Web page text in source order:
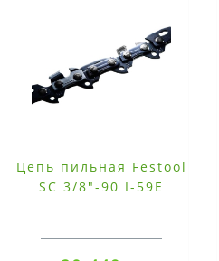
Цепь пильная Festool
SC 3/8"-90 I-59E